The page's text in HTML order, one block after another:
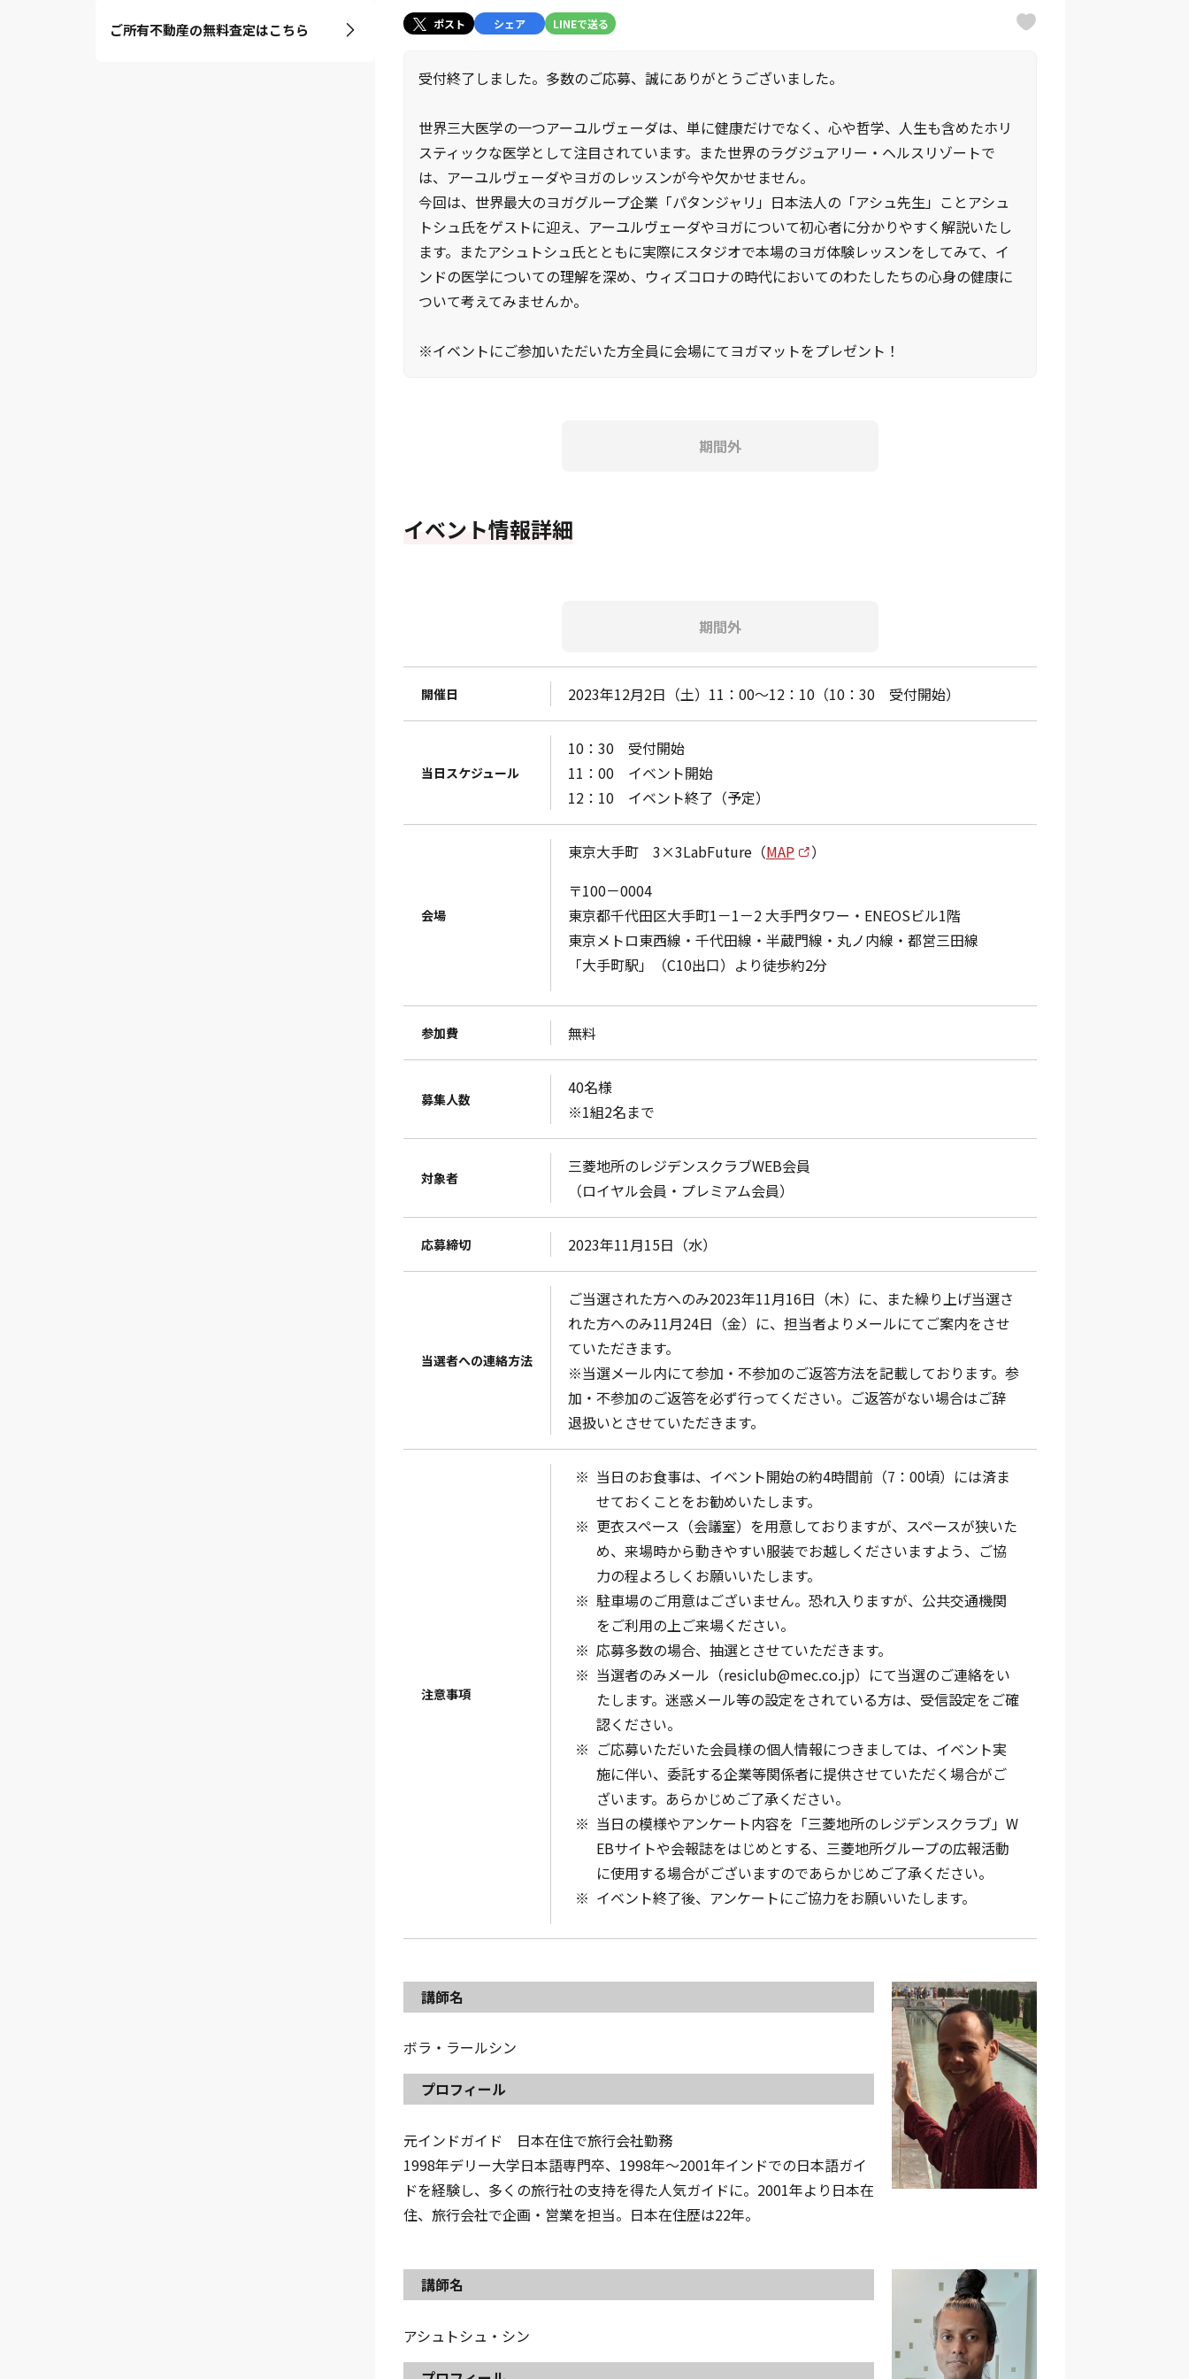
ご所有不動産の無料査定はこちら ポスト シェア LINEで送る
受付終了しました。多数のご応募、誠にありがとうございました。
世界三大医学の一つアーユルヴェーダは、単に健康だけでなく、心や哲学、人生も含めたホリ
スティックな医学として注目されています。また世界のラグジュアリー・ヘルスリゾートで
は、アーユルヴェーダやヨガのレッスンが今や欠かせません。
今回は、世界最大のヨガグループ企業「パタンジャリ」日本法人の「アシュ先生」ことアシュ
トシュ氏をゲストに迎え、アーユルヴェーダやヨガについて初心者に分かりやすく解説いたし
ます。またアシュトシュ氏とともに実際にスタジオで本場のヨガ体験レッスンをしてみて、イ
ンドの医学についての理解を深め、ウィズコロナの時代においてのわたしたちの心身の健康に
ついて考えてみませんか。
※イベントにご参加いただいた方全員に会場にてヨガマットをプレゼント！
期間外
イベント情報詳細
期間外
開催日 2023年12月2日（土）11：00～12：10（10：30 受付開始）
当日スケジュール
10：30 受付開始
11：00 イベント開始
12：10 イベント終了（予定）
会場
東京大手町 3×3LabFuture（MAP
）
〒100－0004
東京都千代田区大手町1－1－2 大手門タワー・ENEOSビル1階
東京メトロ東西線・千代田線・半蔵門線・丸ノ内線・都営三田線
「大手町駅」（C10出口）より徒歩約2分
参加費 無料
募集人数
40名様
※1組2名まで
対象者
三菱地所のレジデンスクラブWEB会員
（ロイヤル会員・プレミアム会員）
応募締切 2023年11月15日（水）
当選者への連絡方法
ご当選された方へのみ2023年11月16日（木）に、また繰り上げ当選さ
れた方へのみ11月24日（金）に、担当者よりメールにてご案内をさせ
ていただきます。
※当選メール内にて参加・不参加のご返答方法を記載しております。参
加・不参加のご返答を必ず行ってください。ご返答がない場合はご辞
退扱いとさせていただきます。
注意事項
当日のお食事は、イベント開始の約4時間前（7：00頃）には済ま
せておくことをお勧めいたします。
更衣スペース（会議室）を用意しておりますが、スペースが狭いた
め、来場時から動きやすい服装でお越しくださいますよう、ご協
力の程よろしくお願いいたします。
駐車場のご用意はございません。恐れ入りますが、公共交通機関
をご利用の上ご来場ください。
応募多数の場合、抽選とさせていただきます。
当選者のみメール（resiclub@mec.co.jp）にて当選のご連絡をい
たします。迷惑メール等の設定をされている方は、受信設定をご確
認ください。
ご応募いただいた会員様の個人情報につきましては、イベント実
施に伴い、委託する企業等関係者に提供させていただく場合がご
ざいます。あらかじめご了承ください。
当日の模様やアンケート内容を「三菱地所のレジデンスクラブ」W
EBサイトや会報誌をはじめとする、三菱地所グループの広報活動
に使用する場合がございますのであらかじめご了承ください。
イベント終了後、アンケートにご協力をお願いいたします。
講師名
ボラ・ラールシン
プロフィール
元インドガイド 日本在住で旅行会社勤務
1998年デリー大学日本語専門卒、1998年～2001年インドでの日本語ガイ
ドを経験し、多くの旅行社の支持を得た人気ガイドに。2001年より日本在
住、旅行会社で企画・営業を担当。日本在住歴は22年。
講師名
アシュトシュ・シン